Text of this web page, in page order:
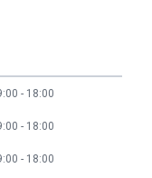
18:00
18:00
18:00